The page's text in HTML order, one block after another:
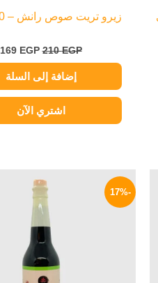
زيرو تريت صوص رانش – 300 جرام
210EGP
169 EGP
إضافة إلى السلة
اشتري الآن
-17%
الأصلي
هو:
150 EGP.